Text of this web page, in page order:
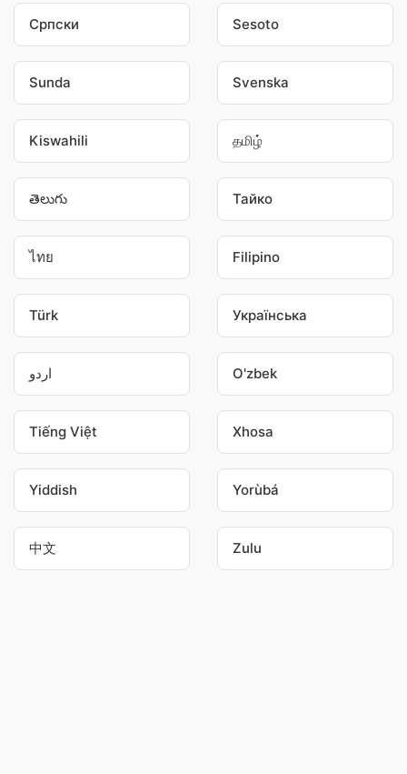
Српски Sesoto
Sunda Svenska
Kiswahili தமிழ்
తెలుగు Тайко
ไทย Filipino
Türk Українська
اردو O'zbek
Tiếng Việt Xhosa
Yiddish Yorùbá
中文 Zulu